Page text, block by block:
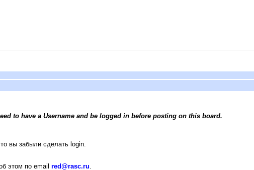
to have a Username and be logged in before posting on this board.
вы забыли сделать login.
этом по email red@rasc.ru